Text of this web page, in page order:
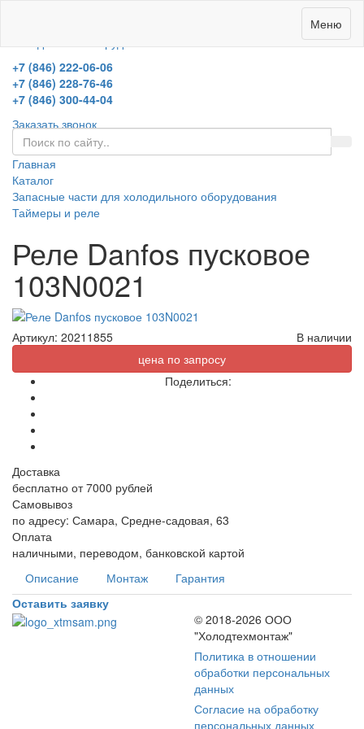
Меню
+7 (846) 222-06-06
+7 (846) 228-76-46
+7 (846) 300-44-04
Заказать звонок
Главная
Каталог
Запасные части для холодильного оборудования
Таймеры и реле
Реле Danfos пусковое
103N0021
Артикул: 20211855
В наличии
цена по запросу
Поделиться:
Доставка
бесплатно от 7000 рублей
Самовывоз
по адресу: Самара, Средне-садовая, 63
Оплата
наличными, переводом, банковской картой
Описание
Монтаж
Гарантия
Оставить заявку
© 2018-2026 ООО
"Холодтехмонтаж"
Политика в отношении
обработки персональных
данных
Согласие на обработку
персональных данных